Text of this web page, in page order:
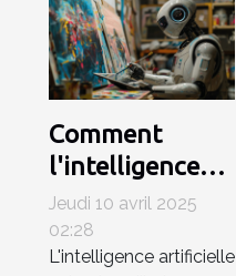
Comment
l'intelligence
artificielle
révolutionne
les industries
Jeudi 10 avril 2025
02:28
L'intelligence artificielle